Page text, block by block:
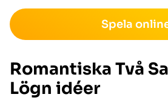
Spela
Romantiska Två
Lögn idéer